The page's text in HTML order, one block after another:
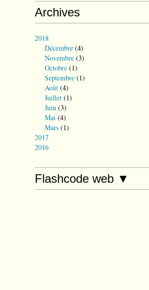
Archives
2018
Décembre (4)
Novembre (3)
Octobre (1)
Septembre (1)
Août (4)
Juillet (1)
Juin (3)
Mai (4)
Mars (1)
2017
2016
Flashcode web ▼